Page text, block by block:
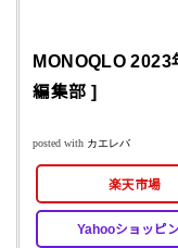
MONOQLO
編集部 ]
posted with カエレバ
楽天市場
Yahooショッピ